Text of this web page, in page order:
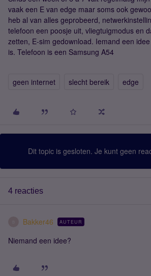
vaak een E van edge maar soms ook
heb al van alles geprobeerd,
telefoon een poosje uit, vliegtuigmodus en
zetten, E-sim gedownload. Iemand een
is. Telefoon is een Samsung A54
geen internet slecht bereik edge
Dit topic is gesloten. Je kunt geen
4 reacties
Bakker46 AUTEUR
Niemand een idee?